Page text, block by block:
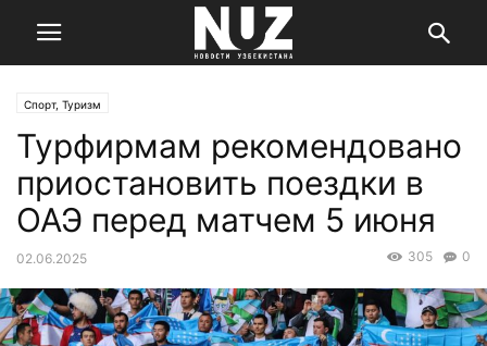
Спорт, Туризм
Турфирмам рекомендовано
приостановить поездки в
ОАЭ перед матчем 5 июня
02.06.2025 0
305